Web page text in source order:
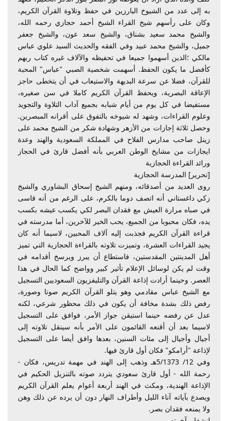
به إلى عدد من الشيوخ البارزين في حفظ وتلاوة القرآن الكريم،
وكان على رأسهم شيخ القراء الشيخ أحمد حجازي رحمه الله،
والشيخ محمد سعيد بشناق، والشيخ سعد عون، والشيخ جعفر
جميل، والشيخ محمد عبيد وفي الفقه والحديث السيد علوي عباس
مالكي ؛الذين أسهموا جميعا في تحفيظه والآلاف غيره كتاب ربهم
كأفضل ما يكون الحفظ. أسهمت شخصية الصبي "عباس" المحبة
للقرآن، فضلا عن سرعة البديهة والاستيعاب في أن يتخطى حاجز
الإعاقة البصرية، ويحفظ القرآن الكريم كاملا في سن صغيره،
مستفيضا في كل يوم من أيام شبابه بجميع آداب التلاوة والتجويد
وعلوم القراءات، وشهد له شيوخه بالتفوق على أقرانه المبصرين.
وحصل ثلاثة إجازات من الأزهر وشهادة شكر من الشيخ محمد على
زينل صاحب مدارس الفلاح في المملكة السعودية والهند وعدة
ايجازات من مشايخ الوطن العربي بأنه أفضل قارئ في الحجاز
ورائد القراءة الحجازية
[تحرير] المدرسة الحجازية
روى العديد من أصدقائه، ومنهم الشيخ إسحاق البشاوري والشيخ
زكي داغستاني أنه اتصف دوما بالكرم، على الرغم من أنه قاسى
في صباه مرارة العيش مع فقدان البصر لكي يكسب عيشه بكسب
يده، فكان محبوبا من الجميع، يحب الخير للآخرين، أما مدرسته في
قراءة القرآن الكريم فجذبت إليه آلاف المحبين، لاسيما أنه كان
يجيد القراءات العشرة، وتميزت تلاوته بالقراءة الحجازية التي تميز
أهل المدينتين المقدستين، فاستطاع أن يبرز ويرسخ أقدامه في
وقت لم يكن لوسائل الإعلام تأثير كبير وواضح كما الحال في هذا
العصر. وحينما أرادت إذاعة القرآن والتليفزيون السعوديين التسجيل
مع الشيخ عباس مقادمي وهو يتلو القرآن الكريم صوتا وصورة،
رفض ذلك بشدة مخافة أن يكون في ذلك محظور شرعي، لكنه
عدل عن رفضه حينما استيقن جواز الأمر، فوافق على التسجيل
لاسيما بعد أن أقنعه القائمون على الأمر بأنه سينقل تلاوته إلى
أجيال وأجيال إلى مئات السنين، بعدها وافق أيضا على التسجيل
لإذاعة "أرامكو" فكان أول قارئ فيها.
وفي 12/ 5/1373هـ وذهب إلى الهند في مهمة تدريس، فكان -
رحمة الله - أول قارئ سعودي يتردد صوته بالتنزيل الحكيم في
الإذاعة الهندية، ومكث في الهند أربعة أعوام يعلم القرآن الكريم
ويصدع بآياته آناء الليل وأطراف النهار دون أن يرده عن ذلك وهن
ولا يمنعه فقدان بصر.